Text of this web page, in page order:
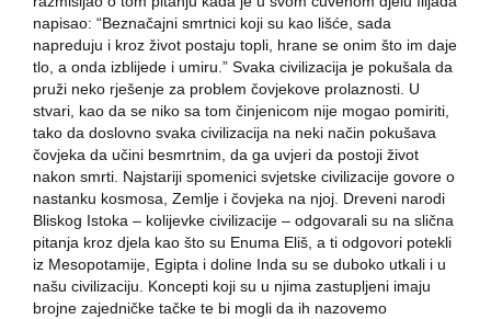
napisao: “Beznačajni smrtnici koji su kao lišće, sada
napreduju i kroz život postaju topli, hrane se onim što im daje
tlo, a onda izblijede i umiru.” Svaka civilizacija je pokušala da
pruži neko rješenje za problem čovjekove prolaznosti. U
stvari, kao da se niko sa tom činjenicom nije mogao pomiriti,
tako da doslovno svaka civilizacija na neki način pokušava
čovjeka da učini besmrtnim, da ga uvjeri da postoji život
nakon smrti. Najstariji spomenici svjetske civilizacije govore o
nastanku kosmosa, Zemlje i čovjeka na njoj. Dreveni narodi
Bliskog Istoka – kolijevke civilizacije – odgovarali su na slična
pitanja kroz djela kao što su Enuma Eliš, a ti odgovori potekli
iz Mesopotamije, Egipta i doline Inda su se duboko utkali i u
našu civilizaciju. Koncepti koji su u njima zastupljeni imaju
brojne zajedničke tačke te bi mogli da ih nazovemo